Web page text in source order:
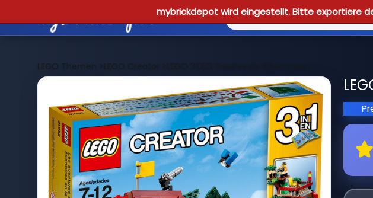
mybrickdepot wird eingestellt. Bitte exportiere
LEGO Themen >LEGO Creator >LEGO 31053 Treehouse Adventures